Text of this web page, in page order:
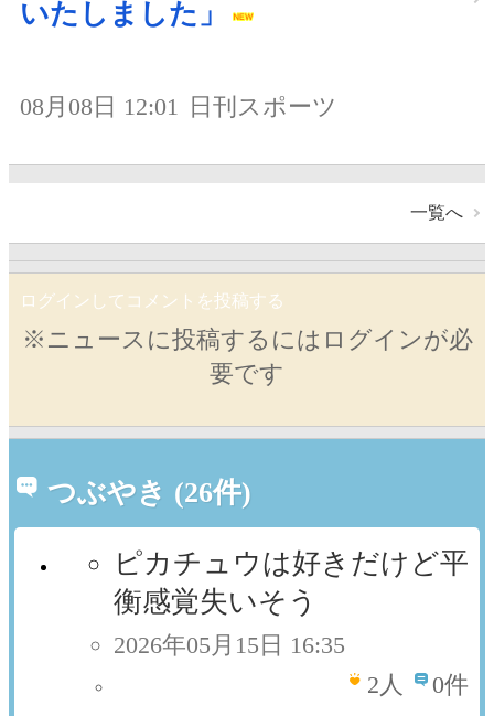
いたしました」
08月08日 12:01 日刊スポーツ
一覧へ
ログインしてコメントを投稿する
※ニュースに投稿するにはログインが必
要です
つぶやき (26件)
ピカチュウは好きだけど平
衡感覚失いそう
2026年05月15日 16:35
2 人 0件